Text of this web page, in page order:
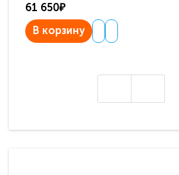
61 650₽
В корзину